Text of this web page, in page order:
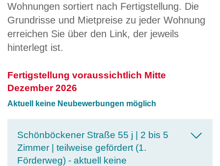
Wohnungen sortiert nach Fertigstellung. Die
Grundrisse und Mietpreise zu jeder Wohnung
erreichen Sie über den Link, der jeweils
hinterlegt ist.
Fertigstellung voraussichtlich Mitte
Dezember 2026
Aktuell keine Neubewerbungen möglich
Schönböckener Straße 55 j | 2 bis 5
Zimmer | teilweise gefördert (1.
Förderweg) - aktuell keine